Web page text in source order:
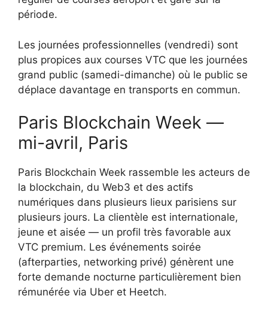
période.
Les journées professionnelles (vendredi) sont
plus propices aux courses VTC que les journées
grand public (samedi-dimanche) où le public se
déplace davantage en transports en commun.
Paris Blockchain Week —
mi-avril, Paris
Paris Blockchain Week rassemble les acteurs de
la blockchain, du Web3 et des actifs
numériques dans plusieurs lieux parisiens sur
plusieurs jours. La clientèle est internationale,
jeune et aisée — un profil très favorable aux
VTC premium. Les événements soirée
(afterparties, networking privé) génèrent une
forte demande nocturne particulièrement bien
rémunérée via Uber et Heetch.